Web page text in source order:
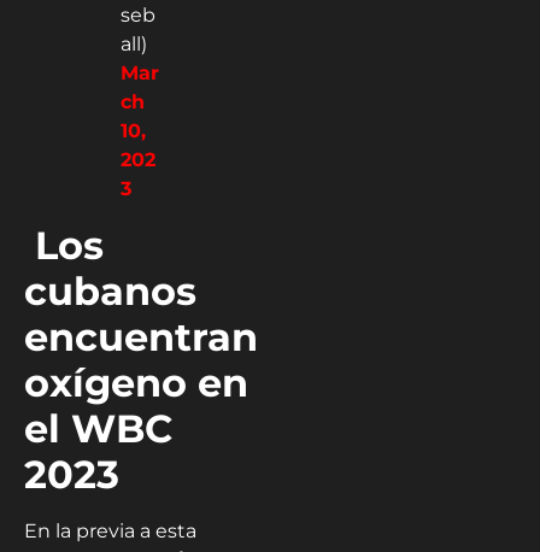
seb
all)
Mar
ch
10,
202
3
Los
cubanos
encuentran
oxígeno en
el WBC
2023
En la previa a esta